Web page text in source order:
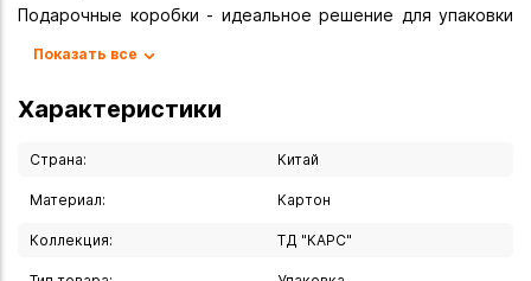
Подарочные коробки - идеальное решение для упаковки
праздники. Благодаря красивому дизайну, подарочная
упаковка смотрится стильно, создаёт интригу для
человека, которому приготовили подарок. Так же коробки
Вы можете купить Подарочная коробка "Love" 35,5х25х17
Показать все
Характеристики
Страна: Китай
Материал: Картон
Коллекция: ТД "КАРС"